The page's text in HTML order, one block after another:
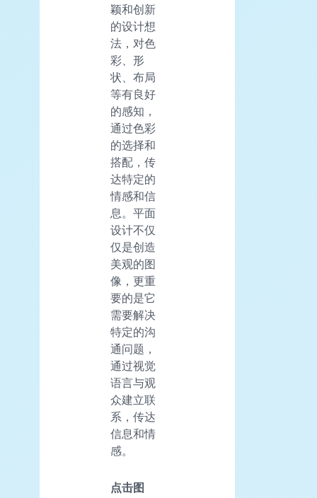
颖和创新
的设计想
法，对色
彩、形
状、布局
等有良好
的感知，
通过色彩
的选择和
搭配，传
达特定的
情感和信
息。平面
设计不仅
仅是创造
美观的图
像，更重
要的是它
需要解决
特定的沟
通问题，
通过视觉
语言与观
众建立联
系，传达
信息和情
感。
点击图